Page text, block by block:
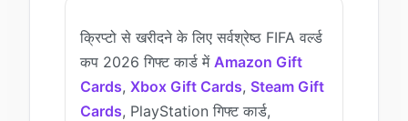
क्रिप्टो से खरीदने के लिए सर्वश्रेष्ठ FIFA वर्ल्ड
कप 2026 गिफ्ट कार्ड में Amazon Gift
Cards, Xbox Gift Cards, Steam Gift
Cards, PlayStation गिफ्ट कार्ड,